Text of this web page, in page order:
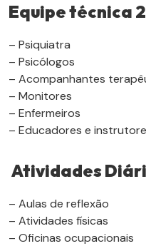
Equipe técnica
– Psiquiatra
– Psicólogos
– Acompanhantes
– Monitores
– Enfermeiros
– Educadores e
Atividades
– Aulas de reflexão
– Atividades físicas
– Oficinas ocupacionais